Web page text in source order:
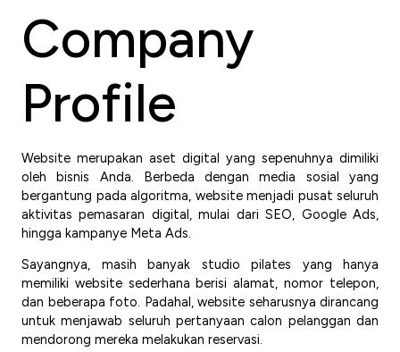
Company
Profile
Website merupakan aset digital yang sepenuhnya dimiliki
oleh bisnis Anda. Berbeda dengan media sosial yang
bergantung pada algoritma, website menjadi pusat seluruh
aktivitas pemasaran digital, mulai dari SEO, Google Ads,
hingga kampanye Meta Ads.
Sayangnya, masih banyak studio pilates yang hanya
memiliki website sederhana berisi alamat, nomor telepon,
dan beberapa foto. Padahal, website seharusnya dirancang
untuk menjawab seluruh pertanyaan calon pelanggan dan
mendorong mereka melakukan reservasi.